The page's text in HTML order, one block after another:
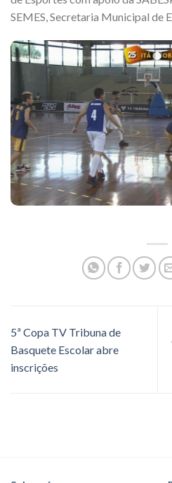
SEMES, Secretaria Municipal de
5ª Copa TV Tribuna de
Basquete Escolar abre
inscrições